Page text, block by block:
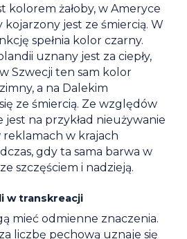
kolorem żałoby, w Ameryce
kojarzony jest ze śmiercią. W
spełnia kolor czarny.
uznany jest za ciepły,
Szwecji ten sam kolor
a na Dalekim
ze śmiercią. Ze względów
na przykład nieużywanie
w krajach
gdy ta sama barwa w
szczęściem i nadzieją.
w transkreacji
mieć odmienne znaczenia.
liczbę pechową uznaje się